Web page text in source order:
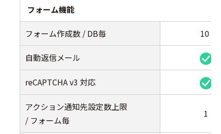
フォーム機能
フォーム作成数 / DB毎 10
自動返信メール
reCAPTCHA v3 対応
アクション通知先設定数上限
/ フォーム毎
1